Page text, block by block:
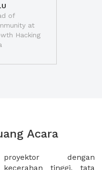
of
at
Hacking
Acara